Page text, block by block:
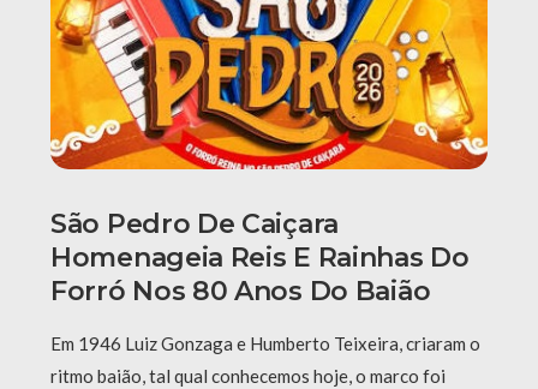
São Pedro De Caiçara
Homenageia Reis E Rainhas Do
Forró Nos 80 Anos Do Baião
Em 1946 Luiz Gonzaga e Humberto Teixeira, criaram o
ritmo baião, tal qual conhecemos hoje, o marco foi